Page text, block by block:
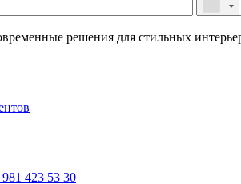
решения для стильных
423 53 30